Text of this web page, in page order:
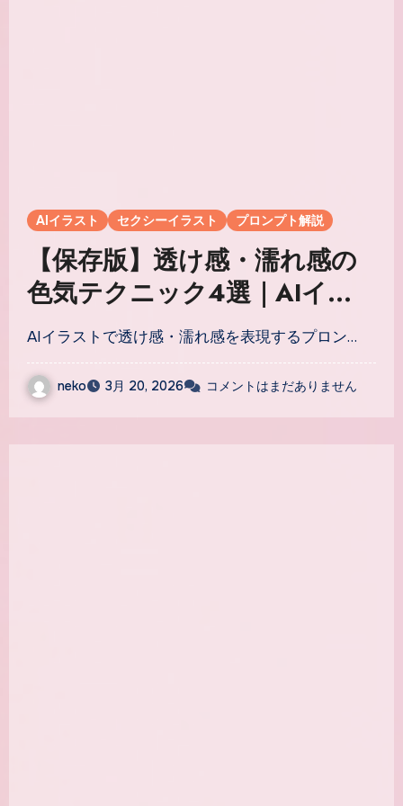
AIイラスト セクシーイラスト プロンプト解説
【保存版】透け感・濡れ感の
色気テクニック4選｜AIイラ
ストでセクシーさを引き出す
プロンプト完全解説
AIイラストで透け感・濡れ感を表現するプロン…
neko 3月 20, 2026 コメントはまだありません